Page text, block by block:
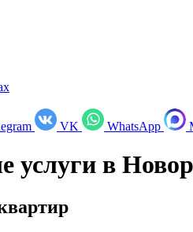
VK WhatsApp
услуги в